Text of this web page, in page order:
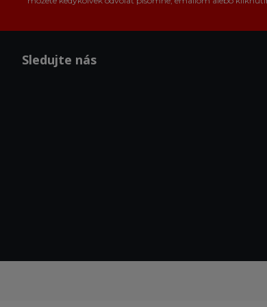
Sledujte nás